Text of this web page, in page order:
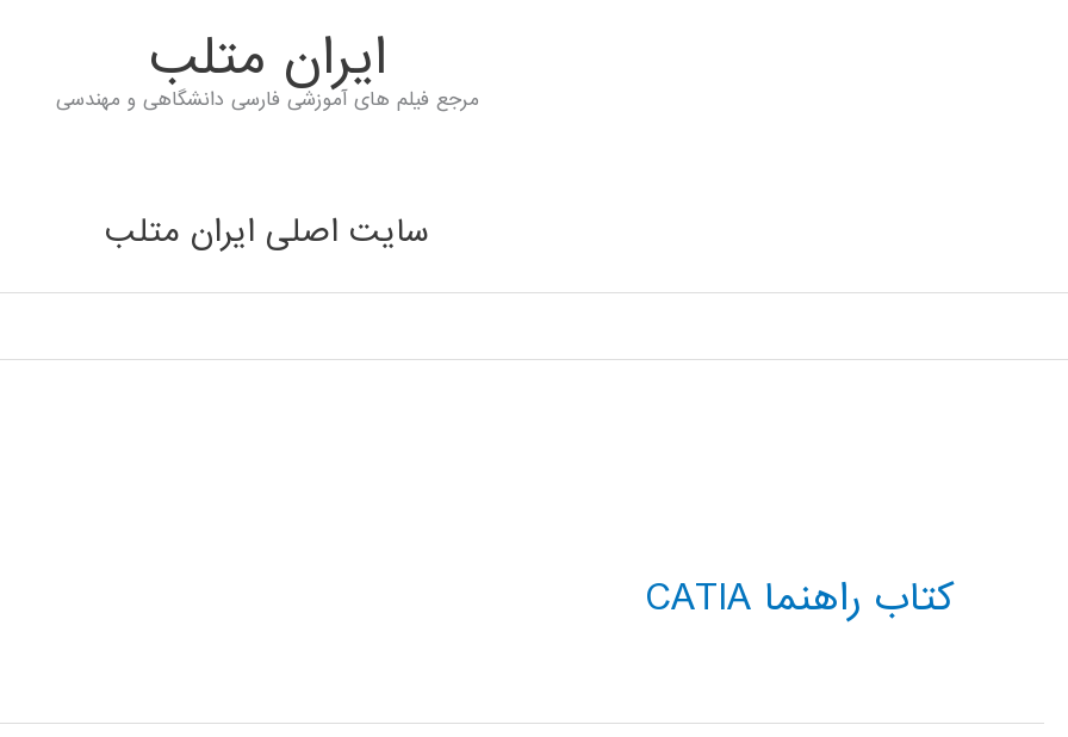
ايران متلب
مرجع فیلم های آموزشی فارسی دانشگاهی و مهندسی
سایت اصلی ایران متلب
کتاب راهنما CATIA